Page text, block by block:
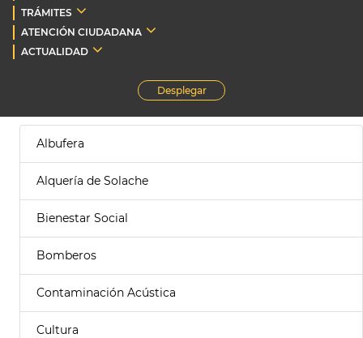
TRÁMITES
ATENCIÓN CIUDADANA
ACTUALIDAD
Desplegar
Albufera
Alquería de Solache
Bienestar Social
Bomberos
Contaminación Acústica
Cultura